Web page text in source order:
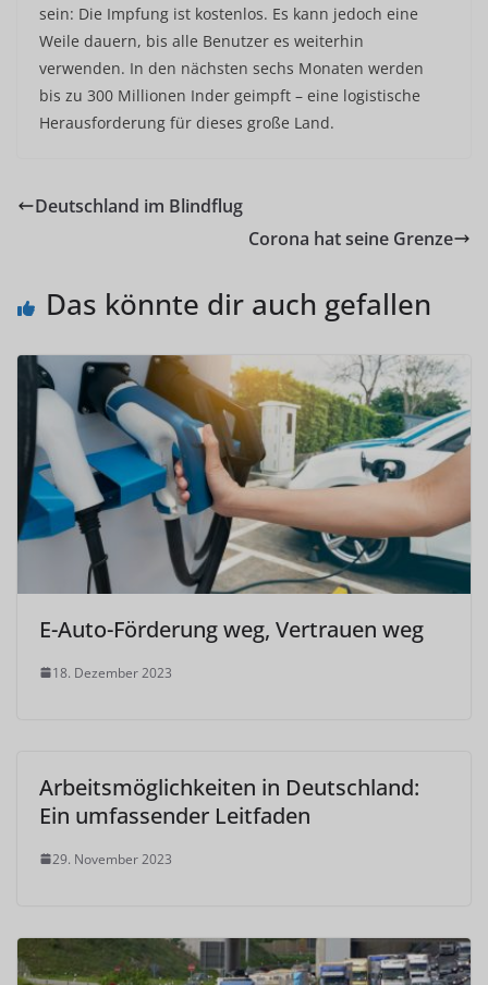
sein: Die Impfung ist kostenlos. Es kann jedoch eine
Weile dauern, bis alle Benutzer es weiterhin
verwenden. In den nächsten sechs Monaten werden
bis zu 300 Millionen Inder geimpft – eine logistische
Herausforderung für dieses große Land.
Deutschland im Blindflug
Corona hat seine Grenze
Das könnte dir auch gefallen
E-Auto-Förderung weg, Vertrauen weg
18. Dezember 2023
Arbeitsmöglichkeiten in Deutschland:
Ein umfassender Leitfaden
29. November 2023